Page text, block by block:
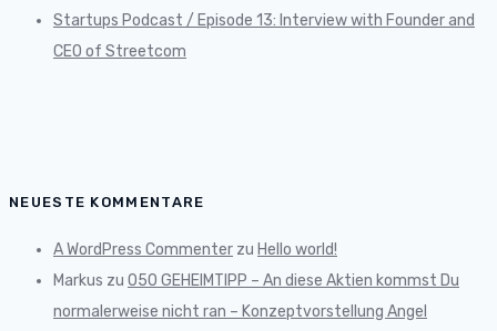
Startups Podcast / Episode 13: Interview with Founder and
CEO of Streetcom
NEUESTE KOMMENTARE
A WordPress Commenter zu Hello world!
Markus zu 050 GEHEIMTIPP – An diese Aktien kommst Du
normalerweise nicht ran – Konzeptvorstellung Angel